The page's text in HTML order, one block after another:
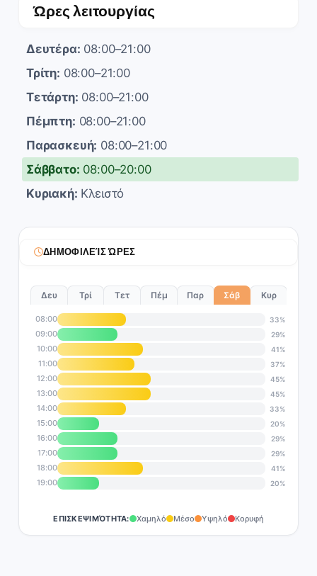
Ώρες λειτουργίας
Δευτέρα: 08:00–21:00
Τρίτη: 08:00–21:00
Τετάρτη: 08:00–21:00
Πέμπτη: 08:00–21:00
Παρασκευή: 08:00–21:00
Σάββατο: 08:00–20:00
Κυριακή: Κλειστό
ΔΗΜΟΦΙΛΕΊΣ ΏΡΕΣ
Δευ Τρί Τετ Πέμ Παρ Σάβ Κυρ
08:00 33%
09:00 29%
10:00 41%
11:00 37%
12:00 45%
13:00 45%
14:00 33%
15:00 20%
16:00 29%
17:00 29%
18:00 41%
19:00 20%
ΕΠΙΣΚΕΨΙΜΌΤΗΤΑ: Χαμηλό Μέσο Υψηλό Κορυφή